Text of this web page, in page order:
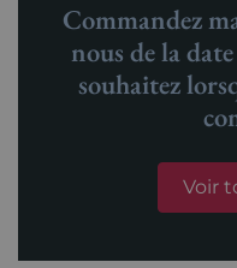
Commandez
nous de la
souhaitez
Voir